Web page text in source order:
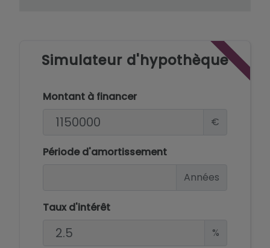
Simulateur d'hypothèque
Montant à financer
€
Période d'amortissement
Années
Taux d'intérêt
%